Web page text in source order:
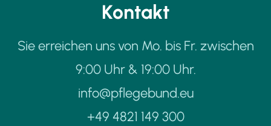
Kontakt
Sie erreichen uns von Mo. bis Fr. zwischen
9:00 Uhr & 19:00 Uhr.
info@pflegebund.eu
+49 4821 149 300